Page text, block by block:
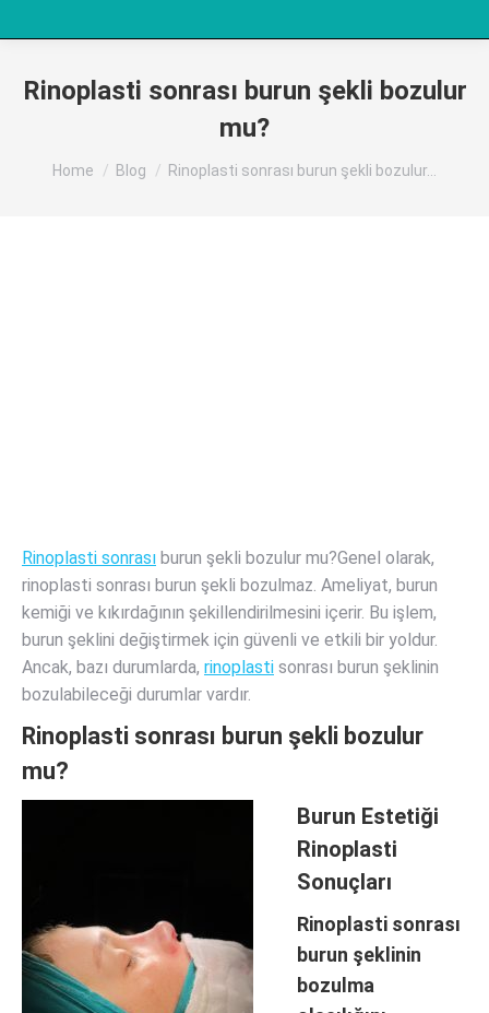
Rinoplasti sonrası burun şekli bozulur
mu?
You are here:
Home Blog Rinoplasti sonrası burun şekli bozulur…
Rinoplasti sonrası burun şekli bozulur mu?Genel olarak,
rinoplasti sonrası burun şekli bozulmaz. Ameliyat, burun
kemiği ve kıkırdağının şekillendirilmesini içerir. Bu işlem,
burun şeklini değiştirmek için güvenli ve etkili bir yoldur.
Ancak, bazı durumlarda, rinoplasti sonrası burun şeklinin
bozulabileceği durumlar vardır.
Rinoplasti sonrası burun şekli bozulur
mu?
Burun Estetiği
Rinoplasti
Sonuçları
Rinoplasti sonrası
burun şeklinin
bozulma